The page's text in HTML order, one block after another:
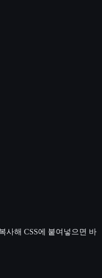
사해 CSS에 붙여넣으면 바